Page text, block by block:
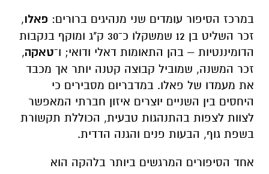
במרכז הסיפור עומדים שני מנהיגים ברורים: פאלו,
זכר השליט בן 12 שמשקלו כ־30 ק"ג ומוקף בנקבות
הדומיננטיות – בהן התאומות דאלי ודואי; ו־טאקה,
זכר המשנה, שמוביל קבוצה קטנה יותר אך מכבד
את מעמדו של פאלו. במדבריום מסבירים כי
היחסים בין השניים יוצרים איזון חברתי המאפשר
לצוות לצפות בהתנהגות טבעית, הכוללת תקשורת
בשפת גוף, הבעות פנים והגנה הדדית.
אחד הסיפורים המרגשים ביותר בלהקה הוא